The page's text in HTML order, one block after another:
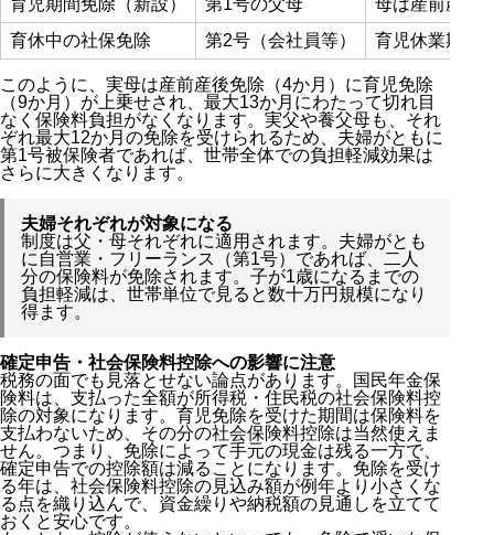
育児期間免除（新設） 第1号の父母
母は産前産後
育休中の社保免除
第2号（会社員等） 育児休業期間
このように、実母は産前産後免除（4か月）に育児免除
（9か月）が上乗せされ、最大13か月にわたって切れ目
なく保険料負担がなくなります。実父や養父母も、それ
ぞれ最大12か月の免除を受けられるため、夫婦がともに
第1号被保険者であれば、世帯全体での負担軽減効果は
さらに大きくなります。
夫婦それぞれが対象になる
制度は父・母それぞれに適用されます。夫婦がとも
に自営業・フリーランス（第1号）であれば、二人
分の保険料が免除されます。子が1歳になるまでの
負担軽減は、世帯単位で見ると数十万円規模になり
得ます。
確定申告・社会保険料控除への影響に注意
税務の面でも見落とせない論点があります。国民年金保
険料は、支払った全額が所得税・住民税の社会保険料控
除の対象になります。育児免除を受けた期間は保険料を
支払わないため、その分の社会保険料控除は当然使えま
せん。つまり、免除によって手元の現金は残る一方で、
確定申告での控除額は減ることになります。免除を受け
る年は、社会保険料控除の見込み額が例年より小さくな
る点を織り込んで、資金繰りや納税額の見通しを立てて
おくと安心です。